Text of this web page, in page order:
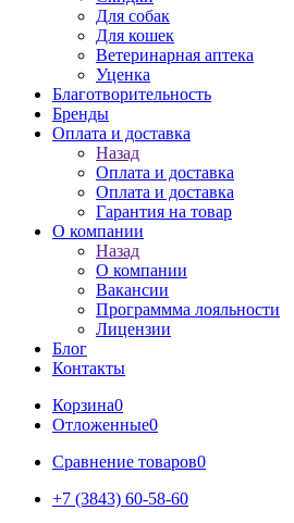
Для собак
Для кошек
Ветеринарная аптека
Уценка
Благотворительность
Бренды
Оплата и доставка
Назад
Оплата и доставка
Оплата и доставка
Гарантия на товар
О компании
Назад
О компании
Вакансии
Программма лояльности
Лицензии
Блог
Контакты
Корзина0
Отложенные0
Сравнение товаров0
+7 (3843) 60-58-60